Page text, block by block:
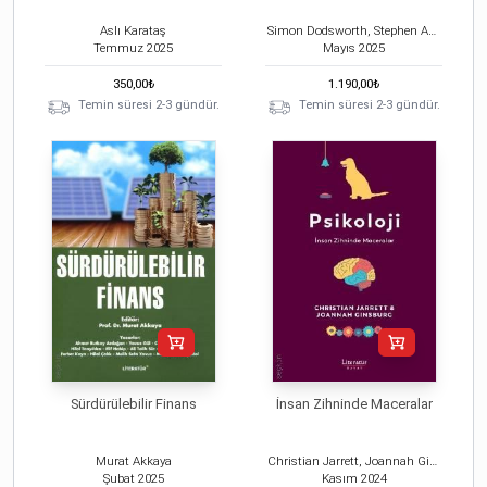
Aslı Karataş
Temmuz 2025
350,00₺
Temin süresi 2-3 gündür.
Simon Dodsworth, Stephen Anderson
Mayıs 2025
1.190,00₺
Temin süresi 2-3 gündür.
Sürdürülebilir Finans
Murat Akkaya
Şubat 2025
İnsan Zihninde Maceralar
Kasım 2024